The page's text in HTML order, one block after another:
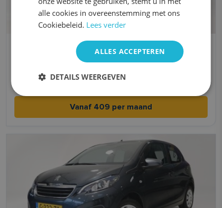
4,8 l/100km l/100km 2021
Vanaf 409 per maand
alle cookies in overeenstemming met ons
Cookiebeleid. Lees verder
ALLES ACCEPTEREN
DETAILS WEERGEVEN